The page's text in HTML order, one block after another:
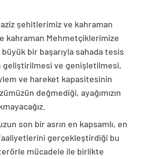
şehitlerimiz ve kahraman
kahraman Mehmetçiklerimize
bir başarıyla sahada tesis
ve genişletilmesi,
ve hareket kapasitesinin
değmediği, ayağımızın
son bir asrın en kapsamlı, en
gerçekleştirdiği bu
mücadele ile birlikte